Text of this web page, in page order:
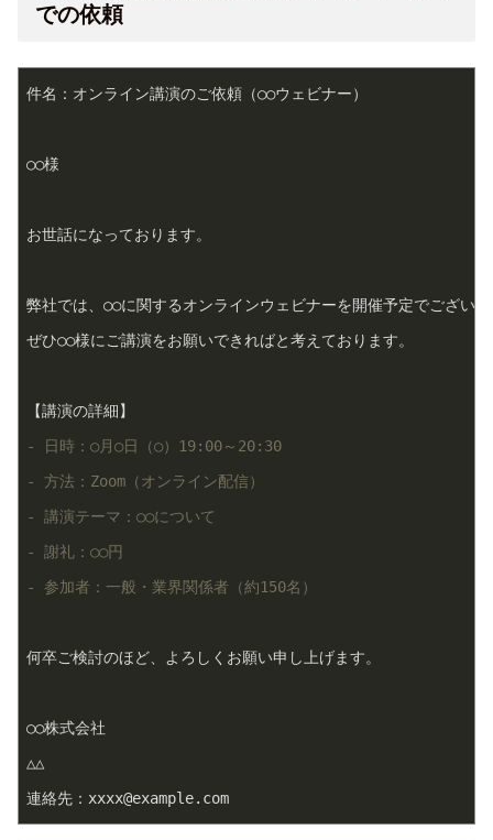
での依頼
件名：オンライン講演のご依頼（○○ウェビナー）
○○様
お世話になっております。
弊社では、○○に関するオンラインウェビナーを開催予定でござい
ぜひ○○様にご講演をお願いできればと考えております。
- 日時：○月○日（○）19:00～20:30
- 方法：Zoom（オンライン配信）
- 講演テーマ：○○について
- 謝礼：○○円
- 参加者：一般・業界関係者（約150名）
何卒ご検討のほど、よろしくお願い申し上げます。
○○株式会社
△△
連絡先：xxxx@example.com